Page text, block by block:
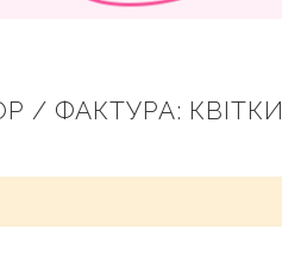
/ ФАКТУРА: КВІТКИ